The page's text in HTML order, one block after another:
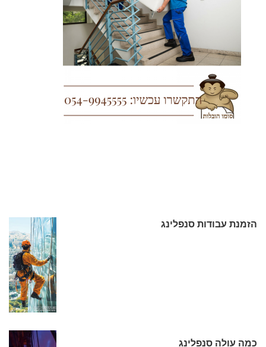
הזמנת עבודות סנפלינג
כמה עולה סנפלינג